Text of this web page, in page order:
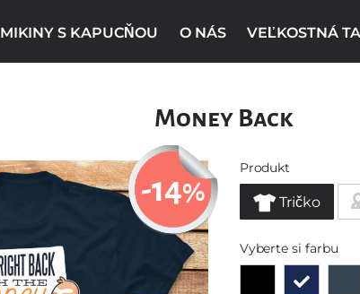
MIKINY S KAPUCŇOU O NÁS VEĽKOSTNÁ
Money Back
-14%
Produkt
Tričko
Vyberte si farbu